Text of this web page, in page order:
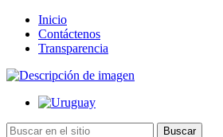
Inicio
Contáctenos
Transparencia